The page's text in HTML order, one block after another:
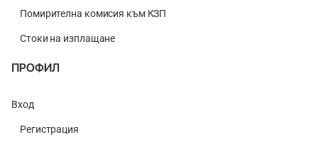
Помирителна комисия към КЗП
Стоки на изплащане
ПРОФИЛ
Вход
Регистрация